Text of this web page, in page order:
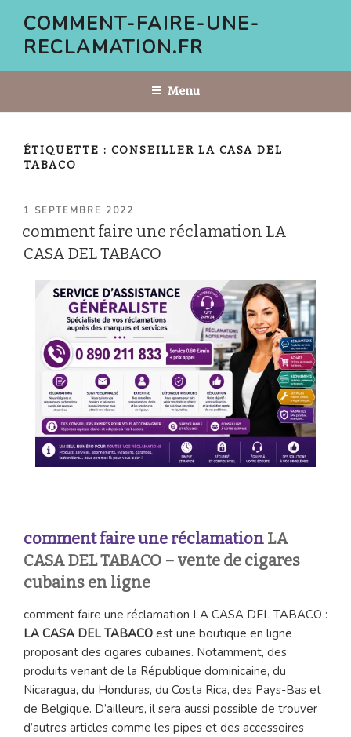
contenu
COMMENT-FAIRE-UNE-
RECLAMATION.FR
Menu
ÉTIQUETTE : CONSEILLER LA CASA DEL
TABACO
PUBLIÉ
1 SEPTEMBRE 2022
comment faire une réclamation LA
CASA DEL TABACO
comment faire une réclamation LA
CASA DEL TABACO – vente de cigares
cubains en ligne
comment faire une réclamation LA CASA DEL TABACO :
LA CASA DEL TABACO est une boutique en ligne
proposant des cigares cubaines. Notamment, des
produits venant de la République dominicaine, du
Nicaragua, du Honduras, du Costa Rica, des Pays-Bas et
de Belgique. D’ailleurs, il sera aussi possible de trouver
d’autres articles comme les pipes et des accessoires